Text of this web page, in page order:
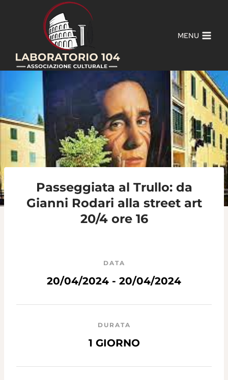
contenuto
MENU
Passeggiata al Trullo: da
Gianni Rodari alla street art
20/4 ore 16
DATA
20/04/2024 - 20/04/2024
DURATA
1 GIORNO